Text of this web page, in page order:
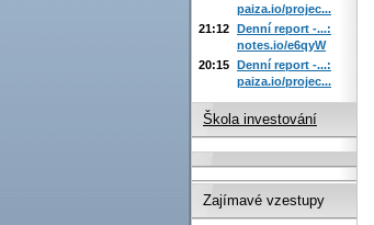
paiza.io/projec...
21:12 Denní report -...:
notes.io/e6qyW
20:15 Denní report -...:
paiza.io/projec...
Škola investování
Zajímavé vzestupy